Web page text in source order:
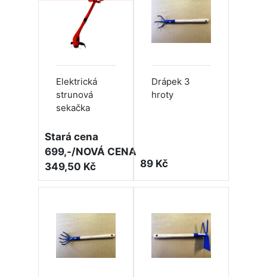
Elektrická
strunová
sekačka
Stará cena
699,-/NOVÁ CENA
349,50 Kč
Drápek 3
hroty
89 Kč